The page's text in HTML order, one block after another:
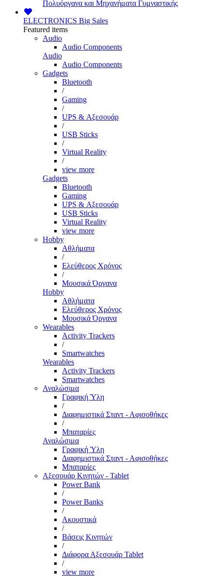
Πολυόργανα και Μηχανήματα Γυμναστικής
ELECTRONICS Big Sales
Featured items
Audio
Audio Components
Audio
Audio Components
Gadgets
Bluetooth
/
Gaming
/
UPS & Αξεσουάρ
/
USB Sticks
/
Virtual Reality
/
view more
Gadgets
Bluetooth
Gaming
UPS & Αξεσουάρ
USB Sticks
Virtual Reality
view more
Hobby
Αθλήματα
/
Ελεύθερος Χρόνος
/
Μουσικά Όργανα
Hobby
Αθλήματα
Ελεύθερος Χρόνος
Μουσικά Όργανα
Wearables
Activity Trackers
/
Smartwatches
Wearables
Activity Trackers
Smartwatches
Αναλώσιμα
Γραφική Ύλη
/
Διαφημιστικά Σταντ - Αφισοθήκες
/
Μπαταρίες
Αναλώσιμα
Γραφική Ύλη
Διαφημιστικά Σταντ - Αφισοθήκες
Μπαταρίες
Αξεσουάρ Κινητών - Tablet
Power Bank
/
Power Banks
/
Ακουστικά
/
Βάσεις Κινητών
/
Διάφορα Αξεσουάρ Tablet
/
view more